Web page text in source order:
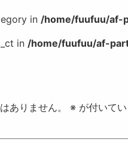
in /home/fuufuu/af-
in /home/fuufuu/af-
ありません。 ※ が付いて